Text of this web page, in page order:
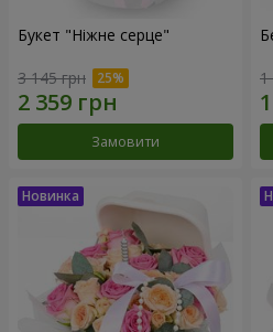
Букет "Ніжне серце"
3 145 грн
Замовити
1